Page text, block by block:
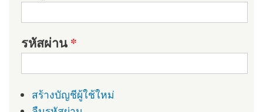
รหัสผ่าน*
สร้างบัญชีผู้ใช้ใหม่